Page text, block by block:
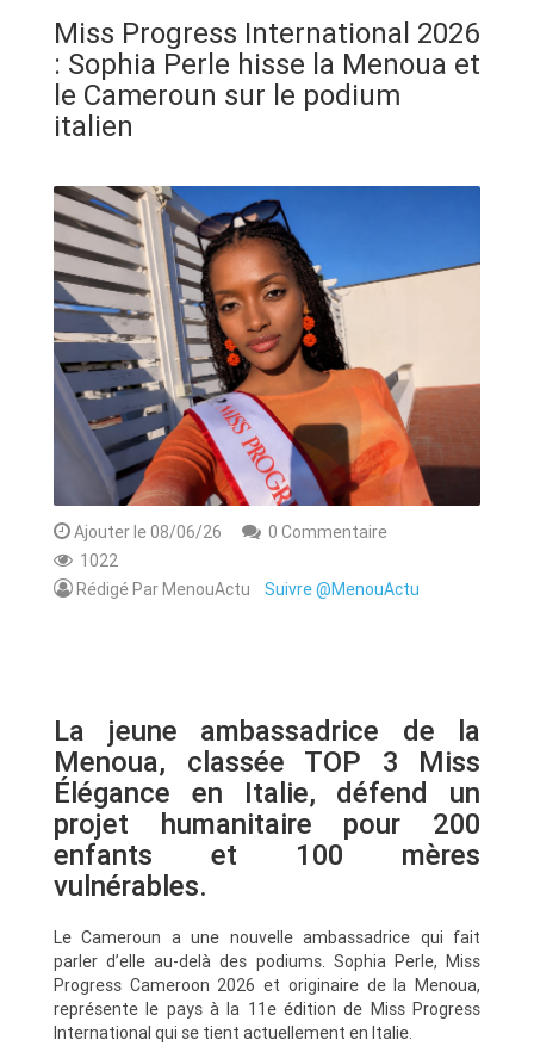
ALERTE
ANNONCE
ASSAINISSEMENT
BREAKING-NEWS
CAMEROUN
Miss Progress International 2026
: Sophia Perle hisse la Menoua et
le Cameroun sur le podium
italien
Ajouter le 08/06/26
0 Commentaire
1022
Rédigé Par MenouActu Suivre @MenouActu
La jeune ambassadrice de la
Menoua, classée TOP 3 Miss
Élégance en Italie, défend un
projet humanitaire pour 200
enfants et 100 mères
vulnérables.
Le Cameroun a une nouvelle ambassadrice qui fait
parler d’elle au-delà des podiums. Sophia Perle, Miss
Progress Cameroon 2026 et originaire de la Menoua,
représente le pays à la 11e édition de Miss Progress
International qui se tient actuellement en Italie.